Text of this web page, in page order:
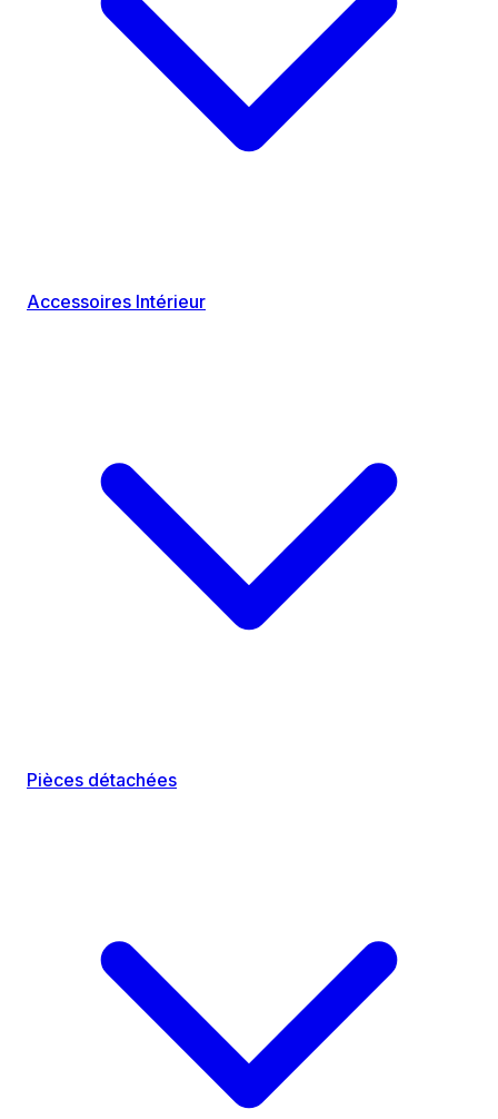
Accessoires Intérieur
Pièces détachées